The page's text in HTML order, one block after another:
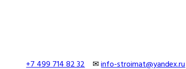
+7 499 714 82 32✉info-stroimat@yandex.ru